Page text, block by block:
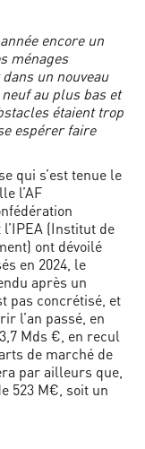
encore un
ménages
un nouveau
au plus bas et
étaient trop
espérer faire
qui s’est tenue le
l’AF
(Institut de
ont dévoilé
en 2024, le
après un
pas concrétisé, et
l’an passé, en
Mds €, en recul
de marché de
par ailleurs que,
523 M€, soit un